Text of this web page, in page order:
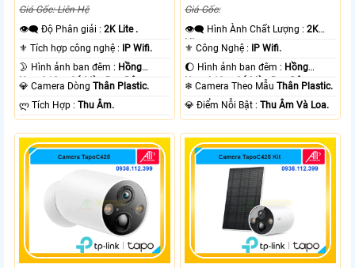
Giá Gốc: Liên Hệ
👁️‍🗨 Độ Phân giải :2K Lite .
⚜️ Tích hợp công nghệ : IP Wifi.
🌛 Hình ảnh ban đêm : Hồng
Ngoại 10m Có Màu Ban Ðêm.
💎 Camera DòngThân Plastic.
️ლ Tích Hợp :Thu Âm.
Giá Gốc:
👁️‍🗨 Hình Ành Chất Lượng :2K
Lite .
⚜️ Công Nghệ : IP Wifi.
🌔 Hình ảnh ban đêm : Hồng
Ngoại 10m Có Màu Ban Ðêm.
❄ Camera Theo MẫuThân Plastic.
️💎 Điểm Nỗi Bật :Thu Âm Và Loa.